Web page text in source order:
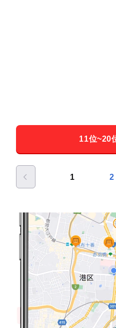
11位~20
1 2